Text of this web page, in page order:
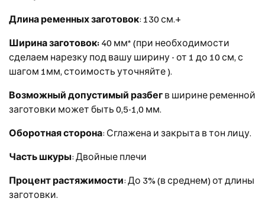
Длина ременных заготовок: 130 см.+
Ширина заготовок: 40 мм* (при необходимости
сделаем нарезку под вашу ширину - от 1 до 10 см, с
шагом 1мм, стоимость уточняйте ).
Возможный допустимый разбег в ширине ременной
заготовки может быть 0,5-1,0 мм.
Оборотная сторона: Сглажена и закрыта в тон лицу.
Часть шкуры: Двойные плечи
Процент растяжимости: До 3% (в среднем) от длины
заготовки.